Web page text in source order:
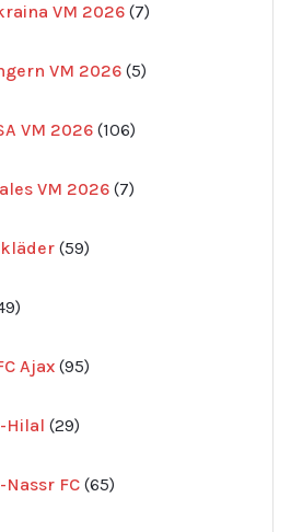
VM 2026 7
produkter
VM 2026 5
produkter
VM 2026 106
produkter
VM 2026 7
produkter
59
produkter
produkter
Ajax 95
produkter
Hilal 29
produkter
Nassr FC 65
produkter